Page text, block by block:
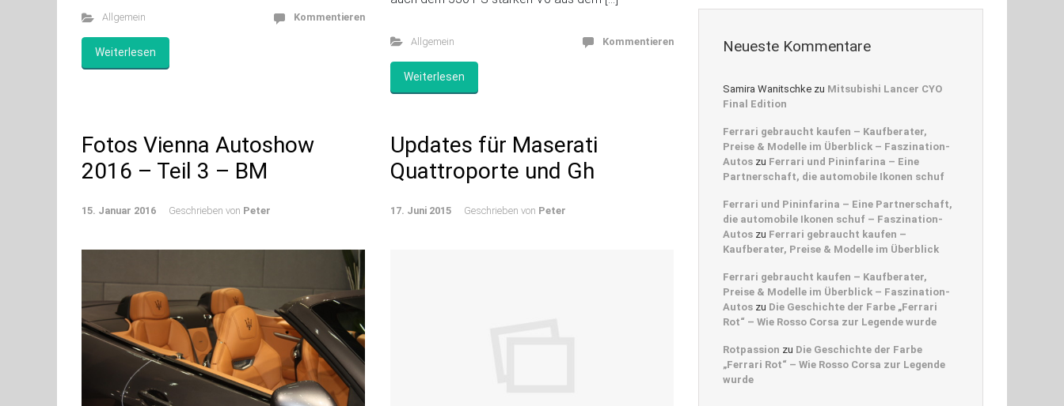
Allgemein Kommentieren
Weiterlesen
Allgemein Kommentieren
Weiterlesen
Fotos Vienna Autoshow
2016 – Teil 3 – BM
15. Januar 2016 Geschrieben von Peter
Updates für Maserati
Quattroporte und Gh
17. Juni 2015 Geschrieben von Peter
Neueste Kommentare
Samira Wanitschke zu Mitsubishi Lancer CYO
Final Edition
Ferrari gebraucht kaufen – Kaufberater,
Preise & Modelle im Überblick – Faszination-
Autos zu Ferrari und Pininfarina – Eine
Partnerschaft, die automobile Ikonen schuf
Ferrari und Pininfarina – Eine Partnerschaft,
die automobile Ikonen schuf – Faszination-
Autos zu Ferrari gebraucht kaufen –
Kaufberater, Preise & Modelle im Überblick
Ferrari gebraucht kaufen – Kaufberater,
Preise & Modelle im Überblick – Faszination-
Autos zu Die Geschichte der Farbe „Ferrari
Rot“ – Wie Rosso Corsa zur Legende wurde
Rotpassion zu Die Geschichte der Farbe
„Ferrari Rot“ – Wie Rosso Corsa zur Legende
wurde